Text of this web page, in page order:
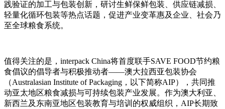
践验证的加工与包装创新，研讨生鲜保鲜包装、供应链减损、
轻量化循环包装等热点话题，促进产业变革惠及企业、社会乃
至全球粮食系统。
值得关注的是，interpack China将首度联手SAVE FOOD节约粮
食倡议的倡导者与积极推动者——澳大拉西亚包装协会
（Australasian Institute of Packaging，以下简称AIP），共同推
动亚太地区粮食减损与可持续包装产业发展。作为澳大利亚、
新西兰及东南亚地区包装教育与培训的权威组织，AIP长期致